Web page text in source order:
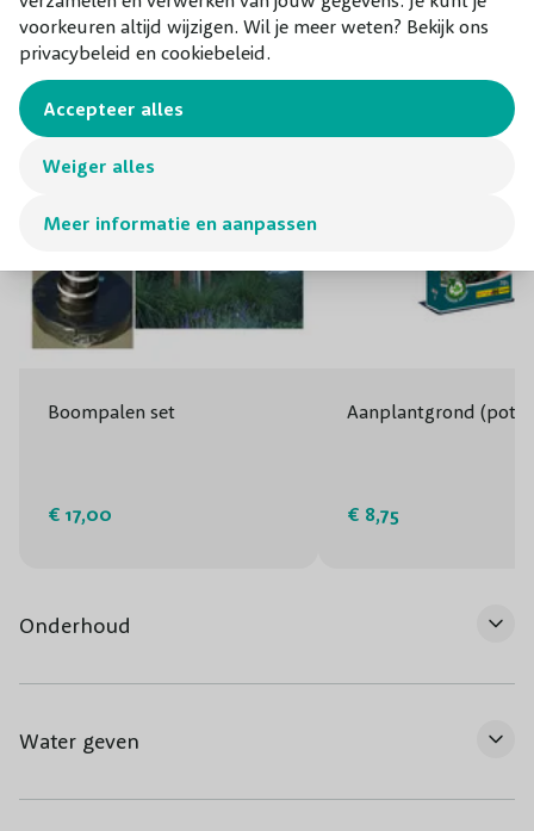
voorkeuren altijd wijzigen. Wil je meer weten? Bekijk ons
privacybeleid en cookiebeleid.
Meer informatie en aanpassen
Weiger alles
Accepteer alles
Boompalen set
€ 17,00
Aanplantgrond
€ 8,75
Onderhoud
Water geven